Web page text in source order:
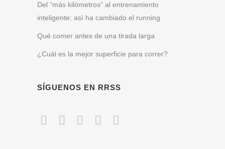
Del “más kilómetros” al entrenamiento
inteligente: así ha cambiado el running
Qué comer antes de una tirada larga
¿Cuál es la mejor superficie para correr?
SÍGUENOS EN RRSS